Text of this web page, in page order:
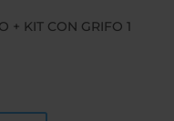
+ KIT CON GRIFO 1